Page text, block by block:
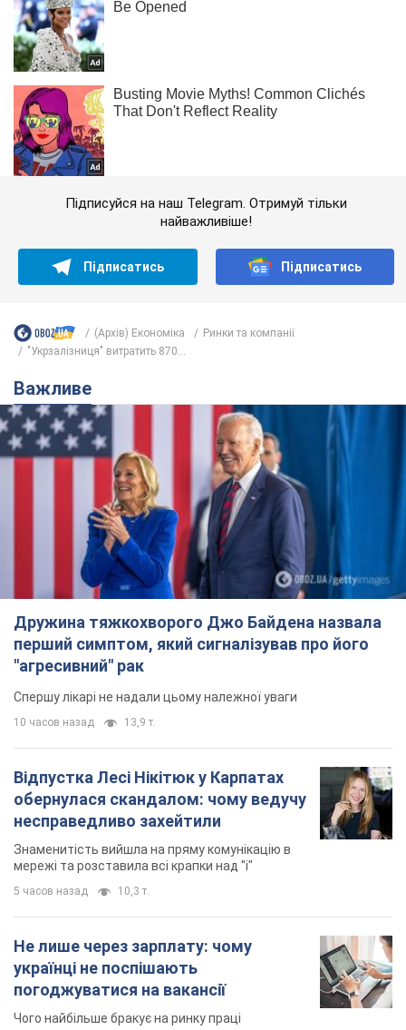
Підписуйся на наш Telegram. Отримуй тільки
найважливіше!
Підписатись Підписатись
(Архів) Економіка
Ринки та компанії
"Укрзалізниця" витратить 870...
Важливе
Дружина тяжкохворого Джо Байдена назвала
перший симптом, який сигналізував про його
"агресивний" рак
Спершу лікарі не надали цьому належної уваги
10 часов назад 13,9 т.
Відпустка Лесі Нікітюк у Карпатах
обернулася скандалом: чому ведучу
несправедливо захейтили
Знаменитість вийшла на пряму комунікацію в
мережі та розставила всі крапки над "і"
5 часов назад 10,3 т.
Не лише через зарплату: чому
українці не поспішають
погоджуватися на вакансії
Чого найбільше бракує на ринку праці